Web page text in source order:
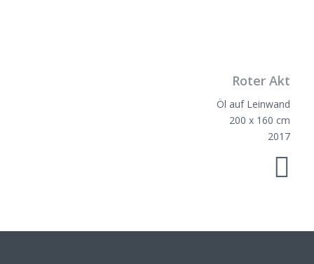
Roter Akt
Öl auf Leinwand
200 x 160 cm
2017